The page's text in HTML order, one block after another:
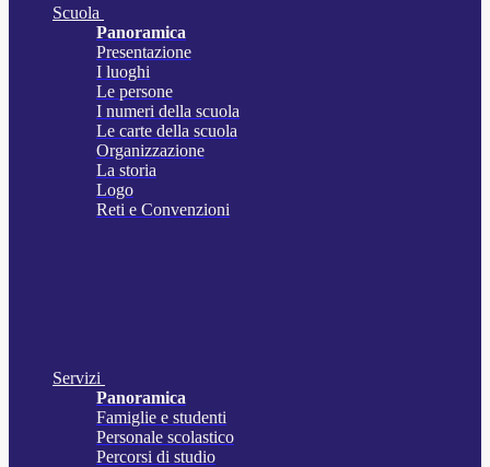
Scuola
Panoramica
Presentazione
I luoghi
Le persone
I numeri della scuola
Le carte della scuola
Organizzazione
La storia
Logo
Reti e Convenzioni
Servizi
Panoramica
Famiglie e studenti
Personale scolastico
Percorsi di studio